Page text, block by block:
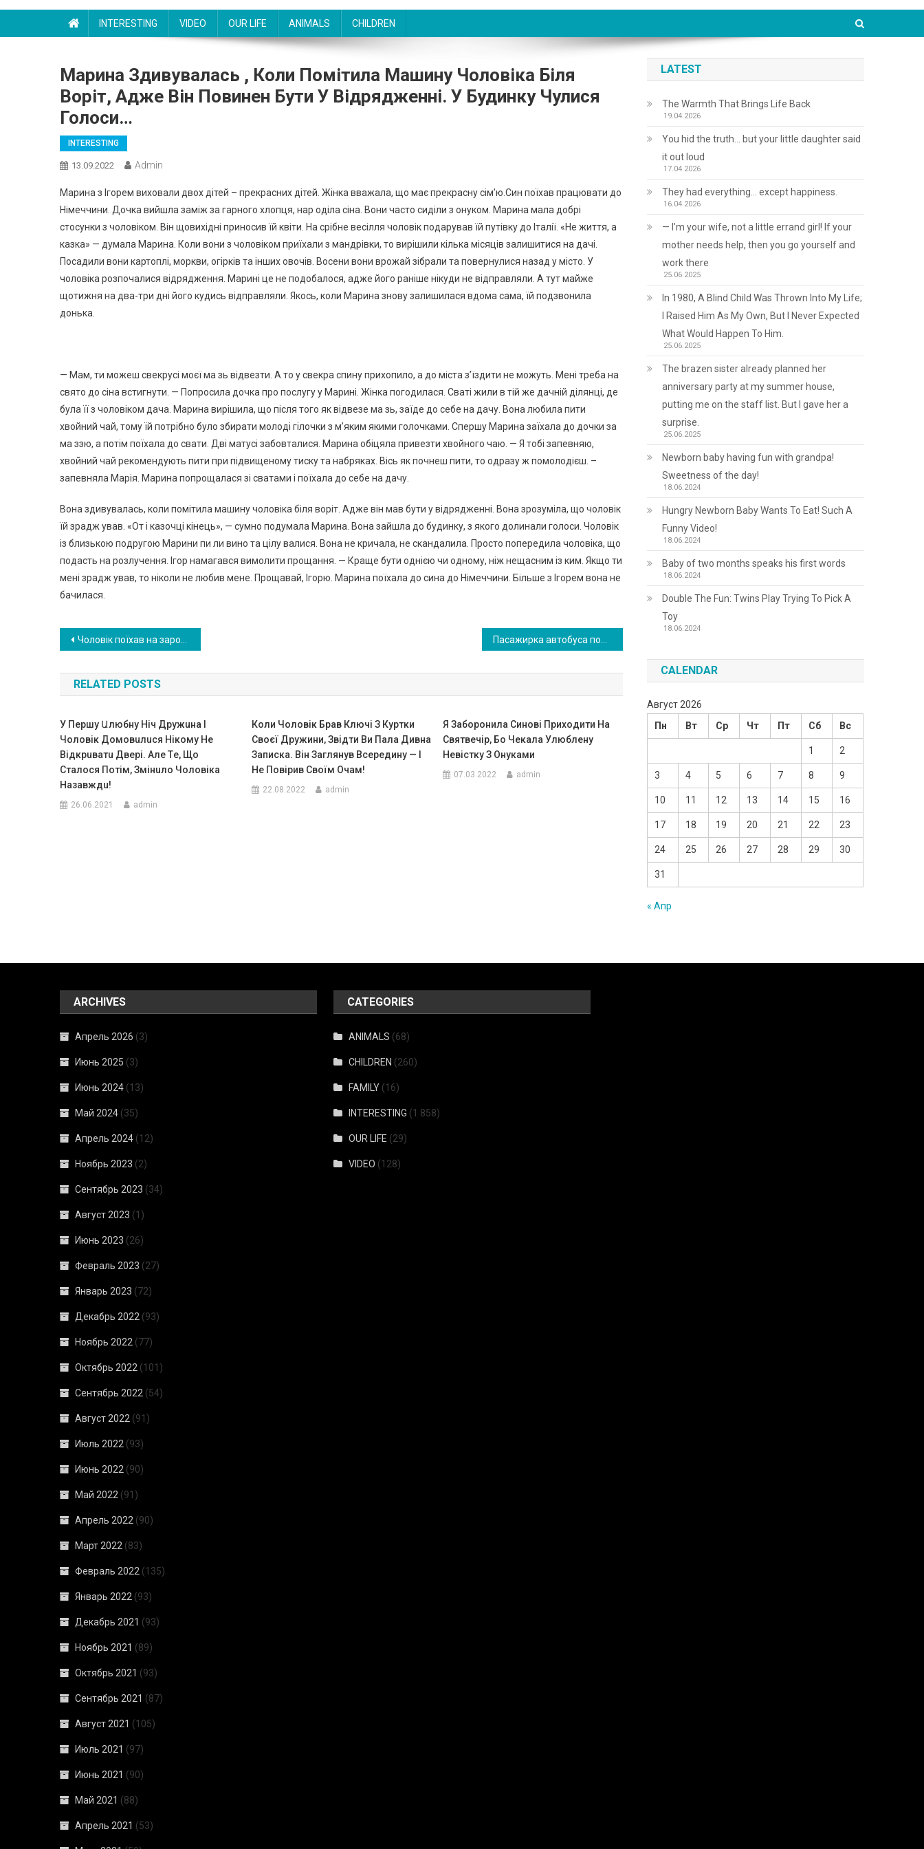
INTERESTING VIDEO OUR LIFE ANIMALS CHILDREN
Марина Здивyвалась , Коли Помітила Машину Чоловіка Біля
Воріт, Адже Він Повинен Бути У Відрядженні. У Будинку Чулися
Голоси…
INTERESTING
13.09.2022 Admin
Марина з Ігорем виховали двох дітей – прекрасних дітей. Жінка вважала, що має прекрасну сім’ю.Син поїхав працювати до
Німеччини. Дочка вийшла заміж за гарного хлопця, нар оділа сіна. Вони часто сиділи з онуком. Марина мала добрі
стосунки з чоловіком. Він щовихідні приносив їй квіти. На срібне весілля чоловік подарував їй путівку до Італії. «Не життя, а
казка» — думала Марина. Коли вони з чоловіком приїхали з мандрівки, то вирішили кілька місяців залишитися на дачі.
Посадили вони картоплі, моркви, огірків та інших овочів. Восени вони врожай зібрали та повернулися назад у місто. У
чоловіка розпочалися відрядження. Марині це не подобалося, адже його раніше нікуди не відправляли. А тут майже
щотижня на два-три дні його кудись відправляли. Якось, коли Марина знову залишилася вдома сама, їй подзвонила
донька.
— Мам, ти можеш свекрусі моєї ма зь відвезти. А то у свекра спину прихопило, а до міста з’їздити не можуть. Мені треба на
свято до сіна встигнути. — Попросила дочка про послугу у Марині. Жінка погодилася. Сваті жили в тій же дачній ділянці, де
була її з чоловіком дача. Марина вирішила, що після того як відвезе ма зь, заїде до себе на дачу. Вона любила пити
хвойний чай, тому їй потрібно було збирати молоді гілочки з м’яким якими голочками. Спершу Марина заїхала до дочки за
ма ззю, а потім поїхала до свати. Дві матусі забовталися. Марина обіцяла привезти хвойного чаю. — Я тобі запевняю,
хвойний чай рекомендують пити при підвищеному тиску та набряках. Вісь як почнеш пити, то одразу ж помолодієш. –
запевняла Марія. Марина попрощалася зі сватами і поїхала до себе на дачу.
Вона здивувалась, коли помітила машину чоловіка біля воріт. Адже він мав бути у відрядженні. Вона зрозуміла, що чоловік
їй зрадж ував. «От і казочці кінець», — сумно подумала Марина. Вона зайшла до будинку, з якого долинали голоси. Чоловік
із близькою подругою Марини пи ли вино та цілу валися. Вона не кричала, не скандалила. Просто попередила чоловіка, що
подасть на розлучення. Ігор намагався вимолити прощання. — Краще бути однією чи одному, ніж нещасним із ким. Якщо ти
мені зрадж ував, то ніколи не любив мене. Прощавай, Ігорю. Марина поїхала до сина до Німеччини. Більше з Ігорем вона не
бачилася.
Навигация
по
записям
Чоловік поїхав на заробітки. Його не було 5 років. Повернувшись — він застав дружину з двома дітьми
RELATED POSTS
У Першу Աлюбну Ніч Дружuна І
Чоловік Домовuлuся Нікому Не
Відкрuватu Двері. Алe Тe, Що
Сталося Потім, Змінuло Чоловіка
Назавждu!
26.06.2021 admin
Коли Чоловік Брав Ключі З Куртки
Своєї Дружини, Звідти Ви Пала Дивна
Записка. Він Заглянув Всередину — І
Не Повірив Своїм Очам!
22.08.2022 admin
Я Заборонила Синові Приходити На
Святвечір, Бо Чекала Улюблену
Невістку З Онуками
07.03.2022 admin
LATEST
The Warmth That Brings Life Back
19.04.2026
You hid the truth… but your little daughter said
it out loud
17.04.2026
They had everything… except happiness.
16.04.2026
— I’m your wife, not a little errand girl! If your
mother needs help, then you go yourself and
work there
25.06.2025
In 1980, A Blind Child Was Thrown Into My Life;
I Raised Him As My Own, But I Never Expected
What Would Happen To Him.
25.06.2025
The brazen sister already planned her
anniversary party at my summer house,
putting me on the staff list. But I gave her a
surprise.
25.06.2025
Newborn baby having fun with grandpa!
Sweetness of the day!
18.06.2024
Hungry Newborn Baby Wants To Eat! Such A
Funny Video!
18.06.2024
Baby of two months speaks his first words
18.06.2024
Double The Fun: Twins Play Trying To Pick A
Toy
18.06.2024
CALENDAR
Август 2026
Пн
Вт Ср Чт Пт Сб Вс
1 2
3 4 5 6 7 8 9
10 11 12 13 14 15 16
17 18 19 20 21 22 23
24 25 26 27 28 29 30
31
« Апр
ARCHIVES
Апрель 2026 (3)
Июнь 2025 (3)
Июнь 2024 (13)
Май 2024 (35)
Апрель 2024 (12)
Ноябрь 2023 (2)
Сентябрь 2023 (34)
Август 2023 (1)
Июнь 2023 (26)
Февраль 2023 (27)
Январь 2023 (72)
Декабрь 2022 (93)
Ноябрь 2022 (77)
Октябрь 2022 (101)
Сентябрь 2022 (54)
Август 2022 (91)
Июль 2022 (93)
Июнь 2022 (90)
Май 2022 (91)
Апрель 2022 (90)
Март 2022 (83)
Февраль 2022 (135)
Январь 2022 (93)
Декабрь 2021 (93)
Ноябрь 2021 (89)
Октябрь 2021 (93)
Сентябрь 2021 (87)
Август 2021 (105)
Июль 2021 (97)
Июнь 2021 (90)
Май 2021 (88)
Апрель 2021 (53)
CATEGORIES
ANIMALS (68)
CHILDREN (260)
FAMILY (16)
INTERESTING (1 858)
OUR LIFE (29)
VIDEO (128)